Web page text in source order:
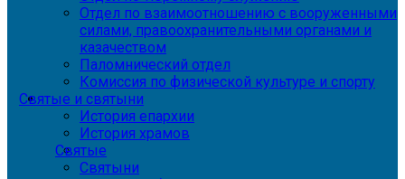
Отдел по взаимоотношению с вооруженными
силами, правоохранительными органами и
казачеством
Паломнический отдел
Комиссия по физической культуре и спорту
Святые и святыни
История епархии
История храмов
Святые
Святыни